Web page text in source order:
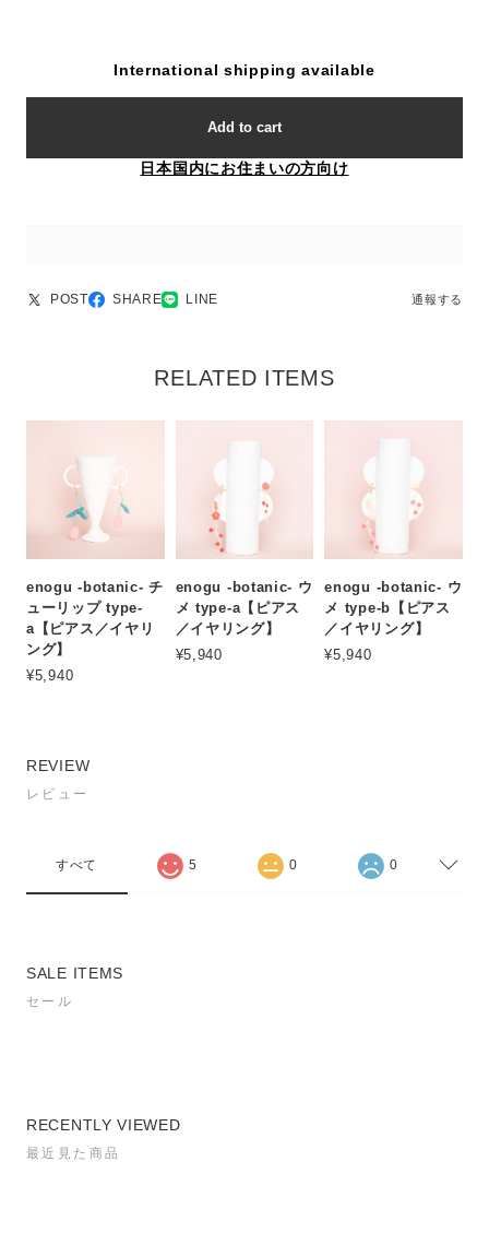
International shipping available
Add to cart
日本国内にお住まいの方向け
POST SHARE LINE 通報する
RELATED ITEMS
enogu -botanic- チ
ューリップ type-
a【ピアス／イヤリ
ング】
¥5,940
enogu -botanic- ウ
メ type-a【ピアス
／イヤリング】
¥5,940
enogu -botanic- ウ
メ type-b【ピアス
／イヤリング】
¥5,940
REVIEW
レビュー
すべて 5 0 0
SALE ITEMS
セール
RECENTLY VIEWED
最近見た商品